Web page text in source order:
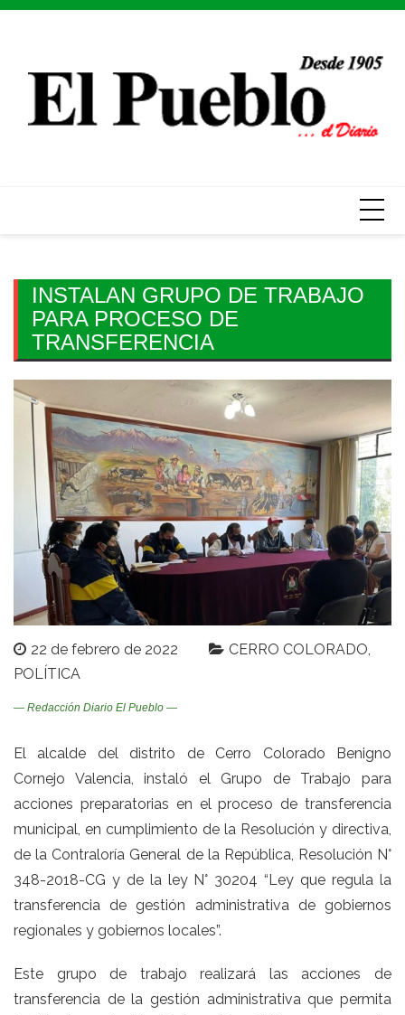
Skip
INSTALAN GRUPO DE TRABAJO
PARA PROCESO DE
TRANSFERENCIA
22 de febrero de 2022
CERRO COLORADO
POLÍTICA
— Redacción Diario El Pueblo —
El alcalde del distrito de Cerro Colorado Benigno
Cornejo Valencia, instaló el Grupo de Trabajo para
acciones preparatorias en el proceso de transferencia
municipal, en cumplimiento de la Resolución y directiva,
de la Contraloría General de la República, Resolución N°
348-2018-CG y de la ley N° 30204 “Ley que regula la
transferencia de gestión administrativa de gobiernos
regionales y gobiernos locales”.
Este grupo de trabajo realizará las acciones de
transferencia de la gestión administrativa que permita